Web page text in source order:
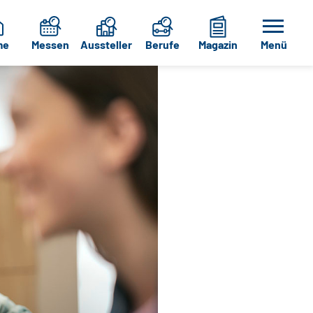
Messen Aussteller Berufe Magazin Menü